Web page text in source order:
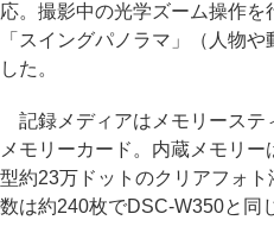
応。撮影中の光学ズーム操作
「スイングパノラマ」（人物
した。
記録メディアはメモリーステ
メモリーカード。内蔵メモリ
型約23万ドットのクリアフォ
数は約240枚でDSC-W350と同